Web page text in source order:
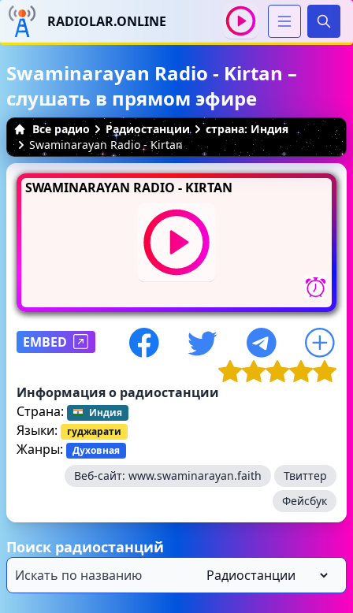
RADIOLAR.ONLINE
Swaminarayan Radio - Kirtan –
слушать в прямом эфире
Все радио Радиостанции
страна: Индия
Swaminarayan Radio - Kirtan
SWAMINARAYAN RADIO - KIRTAN
EMBED
Информация о радиостанции
Страна:
Индия
Языки: гуджарати
Жанры: Духовная
Веб-сайт: www.swaminarayan.faith
Твиттер
Фейсбук
Поиск радиостанций